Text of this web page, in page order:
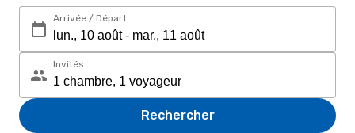
Arrivée / Départ
Invités
Rechercher